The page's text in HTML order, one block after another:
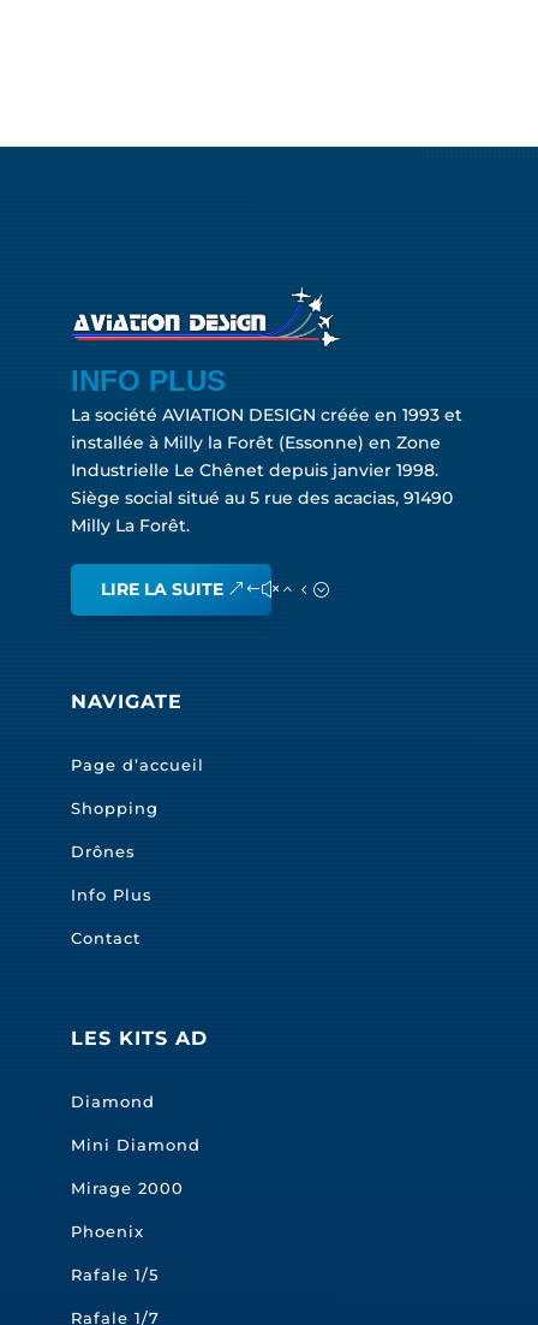
INFO PLUS
La société AVIATION DESIGN créée en 1993 et
installée à Milly la Forêt (Essonne) en Zone
Industrielle Le Chênet depuis janvier 1998.
Siège social situé au 5 rue des acacias, 91490
Milly La Forêt.
LIRE LA SUITE
NAVIGATE
Page d’accueil
Shopping
Drônes
Info Plus
Contact
LES KITS AD
Diamond
Mini Diamond
Mirage 2000
Phoenix
Rafale 1/5
Rafale 1/7